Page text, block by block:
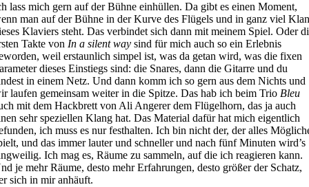
lass mich gern auf der Bühne einhüllen. Da gibt es einen Moment,
man auf der Bühne in der Kurve des Flügels und in ganz viel
Klaviers steht. Das verbindet sich dann mit meinem Spiel. Oder
Takte von In a silent way sind für mich auch so ein Erlebnis
weil erstaunlich simpel ist, was da getan wird, was die fixen
dieses Einstiegs sind: die Snares, dann die Gitarre und du
in einem Netz. Und dann komm ich so gern aus dem Nichts und
laufen gemeinsam weiter in die Spitze. Das hab ich beim Trio Bleu
mit dem Hackbrett von Ali Angerer dem Flügelhorn, das ja auch
sehr speziellen Klang hat. Das Material dafür hat mich eigentlich
ich muss es nur festhalten. Ich bin nicht der, der alles
und das immer lauter und schneller und nach fünf Minuten wird’s
Ich mag es, Räume zu sammeln, auf die ich reagieren kann.
je mehr Räume, desto mehr Erfahrungen, desto größer der Schatz,
sich in mir anhäuft.